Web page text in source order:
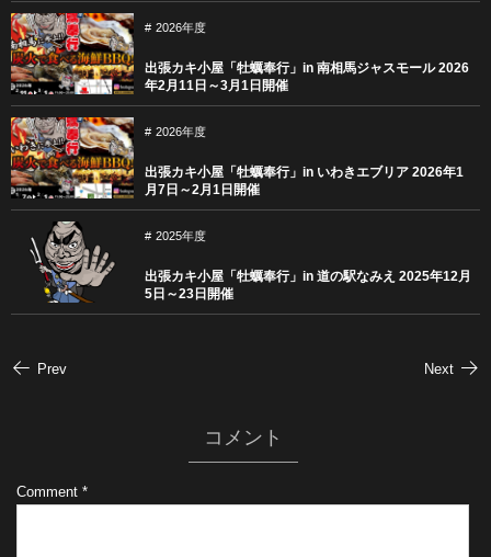
2026年度
出張カキ小屋「牡蠣奉行」in 南相馬ジャスモール 2026
年2月11日～3月1日開催
2026年度
出張カキ小屋「牡蠣奉行」in いわきエブリア 2026年1
月7日～2月1日開催
2025年度
出張カキ小屋「牡蠣奉行」in 道の駅なみえ 2025年12月
5日～23日開催
Prev Next
コメント
Comment *